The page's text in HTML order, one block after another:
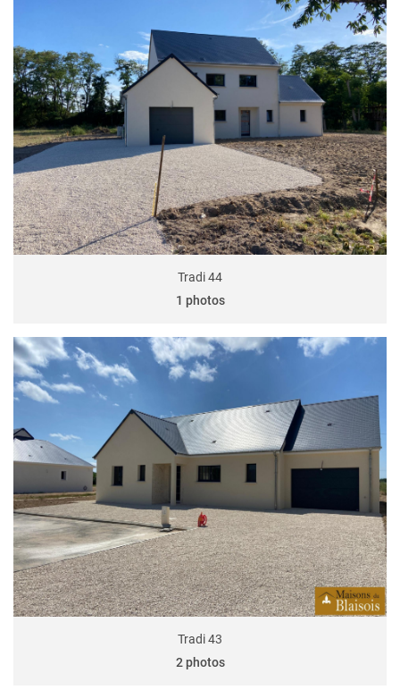
Tradi 44
1 photos
Tradi 43
2 photos